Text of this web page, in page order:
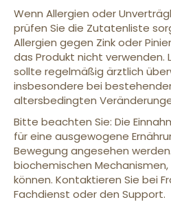
Wenn Allergien oder
prüfen Sie die Zutatenliste
Allergien gegen Zink oder
das Produkt nicht verwenden.
sollte regelmäßig ärztlich
insbesondere bei
altersbedingten
Bitte beachten Sie: Die
für eine ausgewogene
Bewegung angesehen
biochemischen
können. Kontaktieren Sie bei
Fachdienst oder den Support.